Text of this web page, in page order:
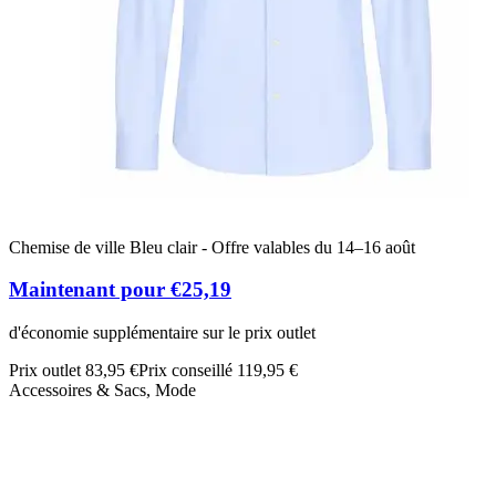
Chemise de ville Bleu clair - Offre valables du 14–16 août
Maintenant pour €25,19
d'économie supplémentaire sur le prix outlet
Prix outlet 83,95 €Prix conseillé 119,95 €
Accessoires & Sacs, Mode